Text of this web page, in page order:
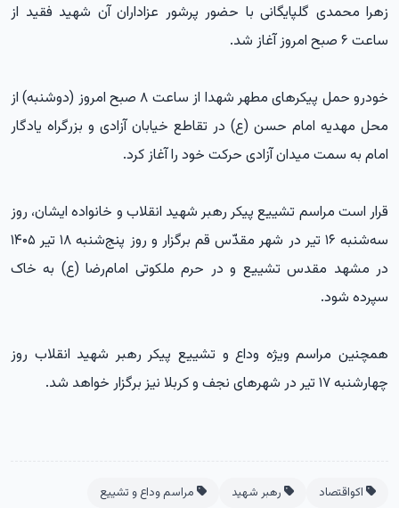
زهرا محمدی گلپایگانی با حضور پرشور عزاداران آن شهید فقید از
ساعت ۶ صبح امروز آغاز شد.
خودرو حمل پیکرهای مطهر شهدا از ساعت ۸ صبح امروز (دوشنبه) از
محل مهدیه امام حسن (ع) در تقاطع خیابان آزادی و بزرگراه یادگار
امام به سمت میدان آزادی حرکت خود را آغاز کرد.
قرار است مراسم تشییع پیکر رهبر شهید انقلاب و خانواده ایشان، روز
سه‌شنبه ۱۶ تیر در شهر مقدّس قم برگزار و روز پنج‌شنبه ۱۸ تیر ۱۴۰۵
در مشهد مقدس تشییع و در حرم ملکوتی امام‌رضا (ع) به خاک
سپرده شود.
همچنین مراسم ویژه وداع و تشییع پیکر رهبر شهید انقلاب روز
چهارشنبه ۱۷ تیر در شهرهای نجف و کربلا نیز برگزار خواهد شد.
اکواقتصاد رهبر شهید
مراسم وداع و تشییع